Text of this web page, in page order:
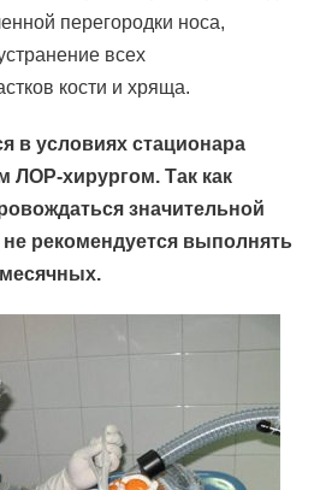
перегородки носа,
всех
кости и хряща.
в условиях стационара
хирургом. Так как
значительной
не рекомендуется выполнять